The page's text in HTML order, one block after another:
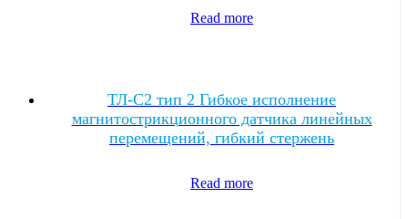
Read more
ТЛ-C2 тип 2 Гибкое исполнение
магнитострикционного датчика линейных
перемещений, гибкий стержень
Read more